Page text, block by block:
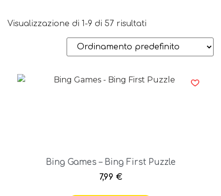
Visualizzazione di 1-9 di 57 risultati
Bing Games – Bing First Puzzle
7,99 €